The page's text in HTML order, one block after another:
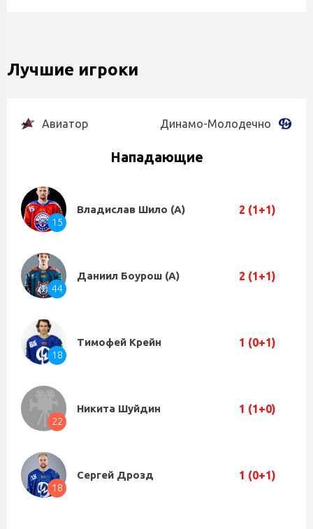
Лучшие игроки
Авиатор Динамо-Молодечно
Нападающие
15
Владислав Шило (А) 2 (1+1)
44
Даниил Боурош (А) 2 (1+1)
18
Тимофей Крейн 1 (0+1)
22
Никита Шуйдин 1 (1+0)
18
Сергей Дрозд 1 (0+1)